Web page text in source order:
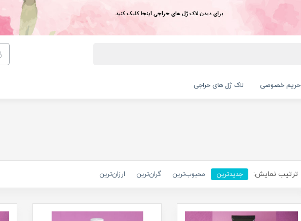
برای دیدن لاک ژل های حراجی اینجا کلیک کنید
حریم خصوصی لاک ژل های حراجی
ترتیب نمایش: جدیدترین محبوب‌ترین گران‌ترین ارزان‌ترین